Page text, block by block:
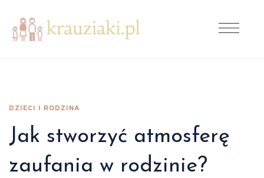
DZIECI I RODZINA
Jak stworzyć atmosferę
zaufania w rodzinie?